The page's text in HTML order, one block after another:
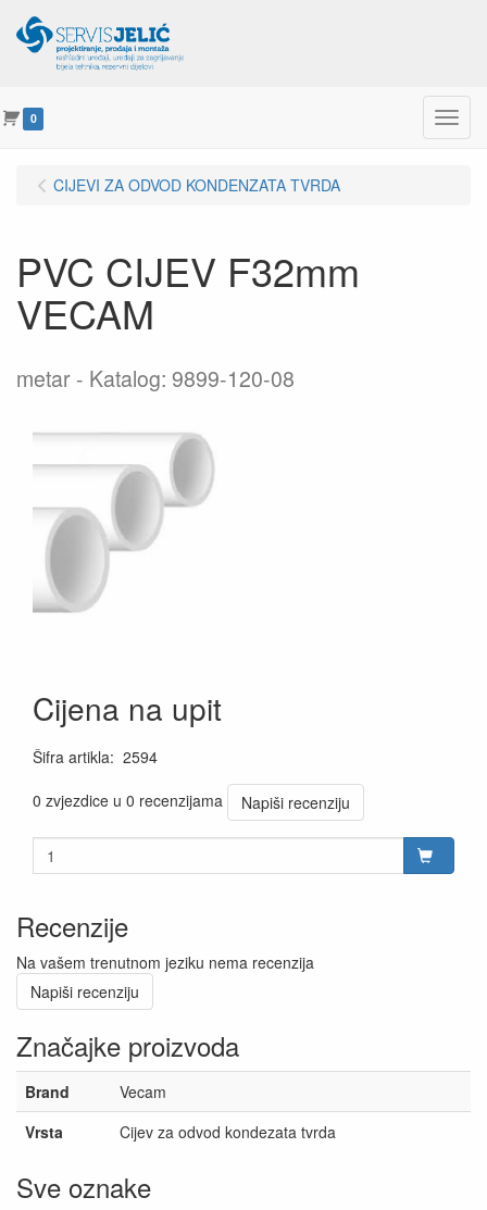
0 Menu
CIJEVI ZA ODVOD KONDENZATA TVRDA
PVC CIJEV F32mm
VECAM
metar Katalog: 9899-120-08
Cijena na upit
Šifra artikla: 2594
0 zvjezdice u 0 recenzijama
Napiši recenziju
Recenzije
Na vašem trenutnom jeziku nema recenzija
Napiši recenziju
Značajke proizvoda
Brand
Vecam
Vrsta
Cijev za odvod kondezata tvrda
Sve oznake